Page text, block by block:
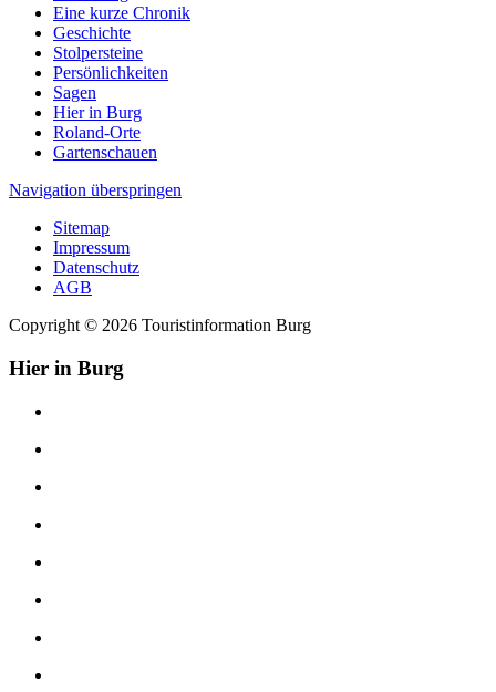
Eine kurze Chronik
Geschichte
Stolpersteine
Persönlichkeiten
Sagen
Hier in Burg
Roland-Orte
Gartenschauen
Navigation überspringen
Sitemap
Impressum
Datenschutz
AGB
Copyright © 2026 Touristinformation Burg
Hier in Burg